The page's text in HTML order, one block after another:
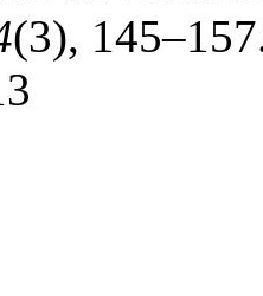
(3),